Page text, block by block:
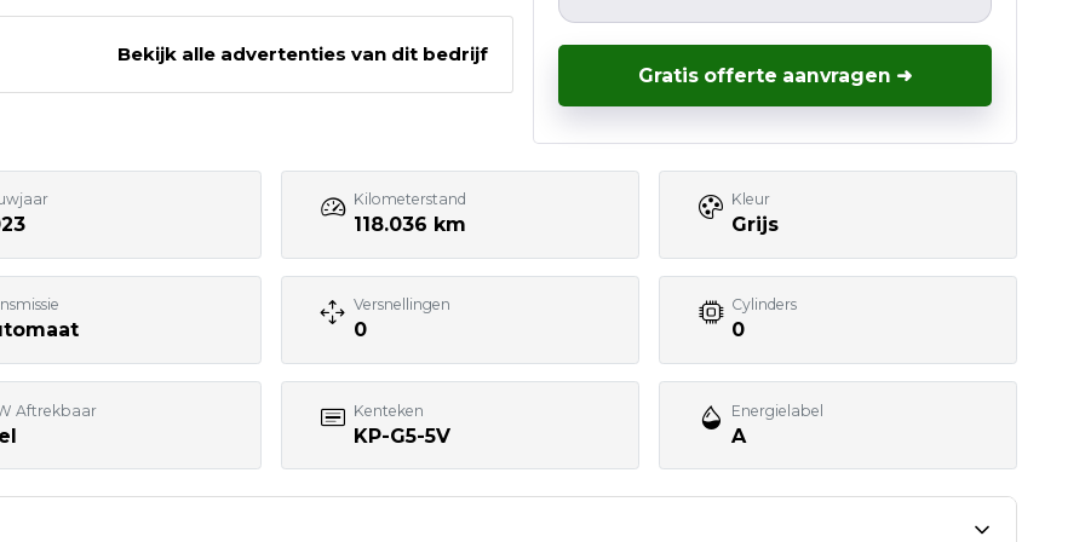
Bezoek website adverteerder
Bekijk alle advertenties van dit bedrijf
Gratis offerte aanvragen ➜
Kilometerstand
118.036 km
Kleur
Grijs
Versnellingen
0
Cylinders
0
Aftrekbaar Kenteken
KP-G5-5V
Energielabel
A